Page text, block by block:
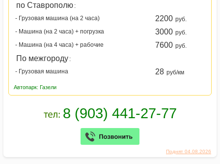
Поднят 04.08.2026
по Ставрополю :
- Грузовая машина (на 2 часа)
2200 руб.
- Машина (на 2 часа) + погрузка
3000 руб.
- Машина (на 4 часа) + рабочие
7600 руб.
По межгороду :
- Грузовая машина
28 руб/км
Автопарк: Газели